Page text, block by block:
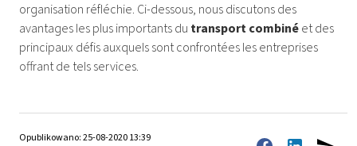
organisation réfléchie. Ci-dessous, nous discutons des
avantages les plus importants du transport combinéet des
principaux défis auxquels sont confrontées les entreprises
offrant de tels services.
Opublikowano: 25-08-2020 13:39